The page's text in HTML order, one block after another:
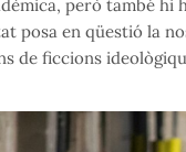
però també hi
posa en qüestió la
de ficcions